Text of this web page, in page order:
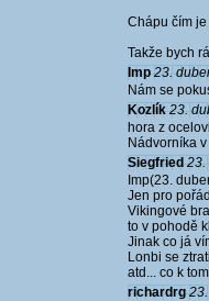
Chápu čím
Takže bych
Imp 23.
Nám se
Kozlík 23.
hora z
Nádvorníka
Siegfried 23.
Imp(23.
Jen pro
Vikingové
to v pohodě
Jinak co já
Lonbi se
atd... co k
richardrg